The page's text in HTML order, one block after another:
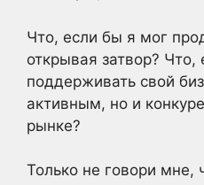
Что, если бы я мог
открывая затвор?
поддерживать свой
активным, но и
рынке?
Только не говори мне,